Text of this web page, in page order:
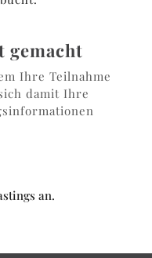
gemacht
Ihre Teilnahme
damit Ihre
an.